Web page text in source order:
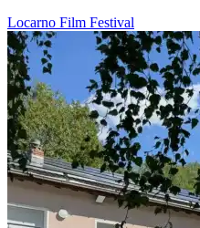
Locarno Film Festival